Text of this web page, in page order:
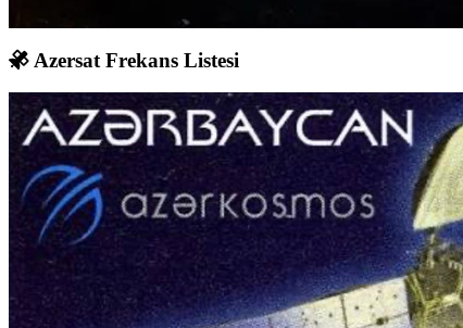
Azersat Frekans Listesi